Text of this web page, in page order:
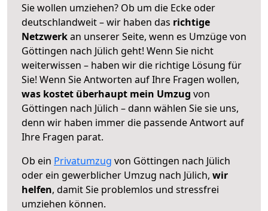
Sie wollen umziehen? Ob um die Ecke oder
deutschlandweit – wir haben das richtige
Netzwerkan unserer Seite, wenn es Umzüge von
Göttingen nach Jülich geht! Wenn Sie nicht
weiterwissen – haben wir die richtige Lösung für
Sie! Wenn Sie Antworten auf Ihre Fragen wollen,
was kostet überhaupt mein Umzug von
Göttingen nach Jülich – dann wählen Sie sie uns,
denn wir haben immer die passende Antwort auf
Ihre Fragen parat.
Ob ein Privatumzug von Göttingen nach Jülich
oder ein gewerblicher Umzug nach Jülich, wir
helfen, damit Sie problemlos und stressfrei
umziehen können.